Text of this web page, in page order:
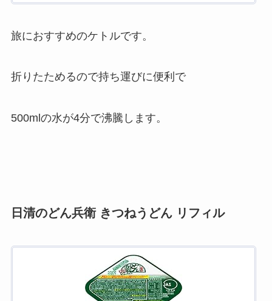
旅におすすめのケトルです。
折りたためるので持ち運びに便利で
500mlの水が4分で沸騰します。
日清のどん兵衛 きつねうどん リフィル